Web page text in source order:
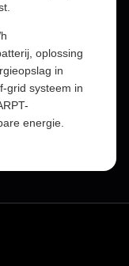
oplossing
in
grid systeem in
energie.